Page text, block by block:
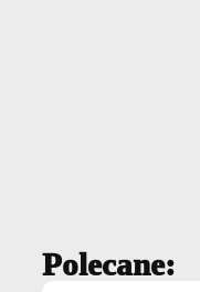
Polecane: